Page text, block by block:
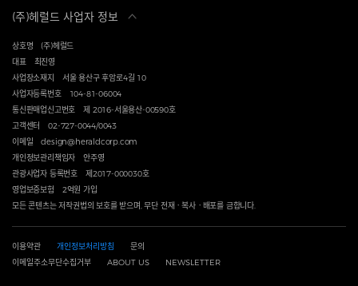
(주)헤럴드 사업자 정보
상호명
(주)헤럴드
대표
최진영
사업장소재지
서울 용산구 후암로4길 10
사업자등록번호
104-81-06004
통신판매업신고번호
제 2016-서울용산-00590호
고객센터
02-727-0044/0043
이메일
design@heraldcorp.com
개인정보관리책임자
안주영
관광사업자 등록번호
제2017-000030호
영업보증보험
2억원 가입
모든 콘텐츠는 저작권법의 보호를 받으며, 무단 전재ㆍ복사ㆍ배포를 금합니다.
이용약관 개인정보처리방침
문의
이메일주소무단수집거부
ABOUT US NEWSLETTER